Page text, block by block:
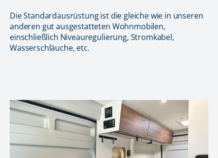
Die Standardausrüstung ist die gleiche wie in unseren
anderen gut ausgestatteten Wohnmobilen,
einschließlich Niveauregulierung, Stromkabel,
Wasserschläuche, etc.